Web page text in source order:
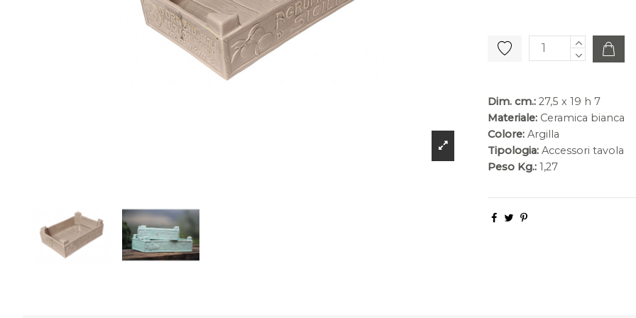
Dim. cm.: 27,5 x 19 h 7
Materiale: Ceramica bianca
Colore: Argilla
Tipologia: Accessori tavola
Peso Kg.: 1,27